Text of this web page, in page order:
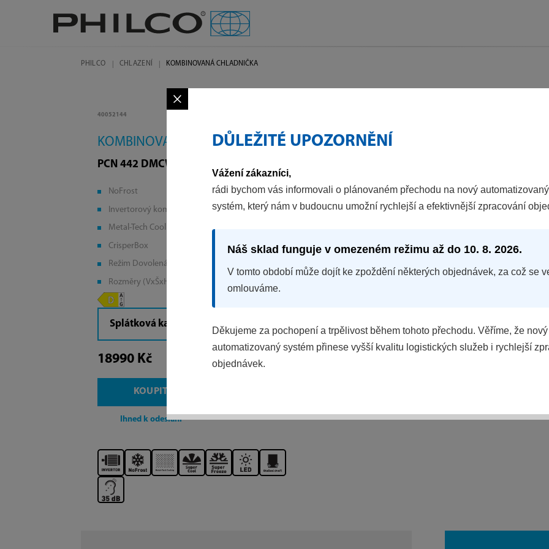
PHILCO CHLAZENÍ KOMBINOVANÁ CHLADNIČKA
40052144
KOMBINOVANÁ CHLADNIČKA
PCN 442 DMCW
NoFrost
Invertorový kompresor
Metal-Tech Cooling
CrisperBox
Režim Dovolená
Rozměry (VxŠxH): 185,5x70,3x70,3 cm
Splátková kalkulačka
18990 Kč
KOUPIT
Ihned k odeslání
×
DŮLEŽITÉ UPOZORNĚNÍ
Vážení zákazníci,
rádi bychom vás informovali o plánovaném přechodu na nový
systém, který nám v budoucnu umožní rychlejší a efektivnější zpracování
Náš sklad funguje v omezeném režimu až do 10. 8. 2026.
V tomto období může dojít ke zpoždění některých objednávek, za což se
omlouváme.
Děkujeme za pochopení a trpělivost během tohoto přechodu. Věříme, že nový
automatizovaný systém přinese vyšší kvalitu logistických služeb i rychlejší
objednávek.